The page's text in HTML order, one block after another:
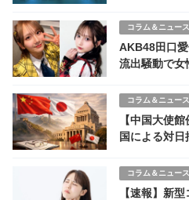
コラム＆ニュース
AKB48田口
流出騒動で女
の声
コラム＆ニュース
【中国大使
国による対日
コラム＆ニュース
【速報】新